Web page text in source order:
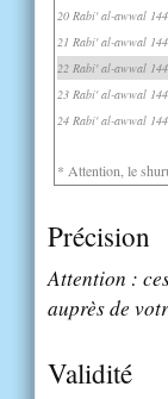
20 Rabi' al-awwal
21 Rabi' al-awwal
22 Rabi' al-awwal
23 Rabi' al-awwal
24 Rabi' al-awwal
* Attention, le
Précision
Attention :
auprès de
Validité